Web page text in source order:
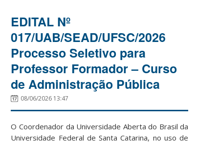
EDITAL Nº
017/UAB/SEAD/UFSC/2026
Processo Seletivo para
Professor Formador – Curso
de Administração Pública
08/06/2026 13:47
O Coordenador da Universidade Aberta do Brasil da
Universidade Federal de Santa Catarina, no uso de